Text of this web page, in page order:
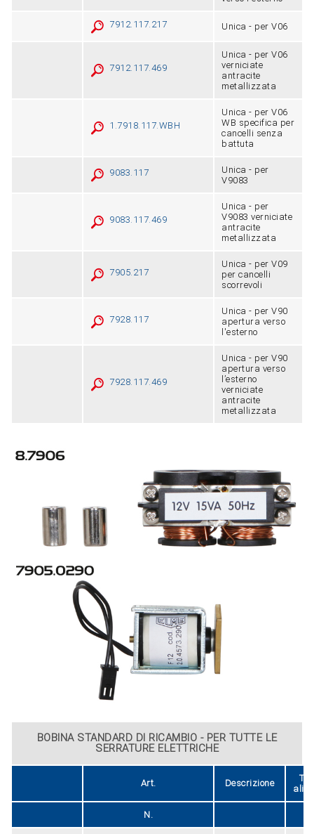
7912.117.217 Unica - per V06
7912.117.469
Unica - per V06
verniciate
antracite
metallizzata
1.7918.117.WBH
Unica - per V06
WB specifica per
cancelli senza
battuta
9083.117
Unica - per
V9083
9083.117.469
Unica - per
V9083 verniciate
antracite
metallizzata
7905.217
Unica - per V09
per cancelli
scorrevoli
7928.117
Unica - per V90
apertura verso
l'esterno
7928.117.469
Unica - per V90
apertura verso
l’esterno
verniciate
antracite
metallizzata
BOBINA STANDARD DI RICAMBIO - PER TUTTE LE
SERRATURE ELETTRICHE
Art. Descrizione
N.